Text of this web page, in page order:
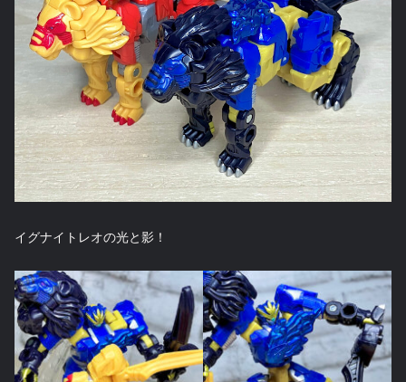
イグナイトレオの光と影！